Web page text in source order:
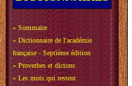
» Sommaire
» Dictionnaire de l'académie
française - Septième édition
» Proverbes et dictons
» Les mots qui restent